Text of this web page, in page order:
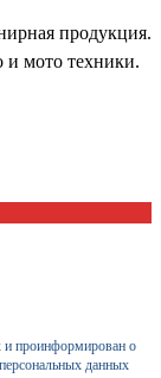
продукция.
и мото техники.
и проинформирован о
данных